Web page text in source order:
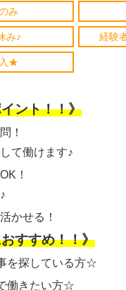
み
み♪ 経験
★
ント！！》
！
て働けます♪
！
かせる！
すすめ！！》
を探している方☆
働きたい方☆